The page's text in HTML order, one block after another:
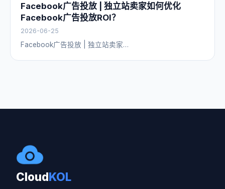
Facebook广告投放 | 独立站卖家如何优化
Facebook广告投放ROI？
2026-06-25
Facebook广告投放 | 独立站卖家…
CloudKOL